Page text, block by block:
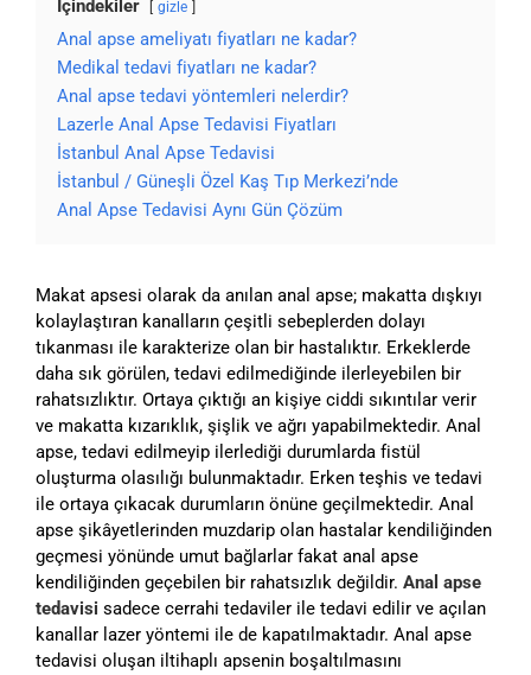
İçindekiler gizle
Anal apse ameliyatı fiyatları ne kadar?
Medikal tedavi fiyatları ne kadar?
Anal apse tedavi yöntemleri nelerdir?
Lazerle Anal Apse Tedavisi Fiyatları
İstanbul Anal Apse Tedavisi
İstanbul / Güneşli Özel Kaş Tıp Merkezi’nde
Anal Apse Tedavisi Aynı Gün Çözüm
Makat apsesi olarak da anılan anal apse; makatta dışkıyı
kolaylaştıran kanalların çeşitli sebeplerden dolayı
tıkanması ile karakterize olan bir hastalıktır. Erkeklerde
daha sık görülen, tedavi edilmediğinde ilerleyebilen bir
rahatsızlıktır. Ortaya çıktığı an kişiye ciddi sıkıntılar verir
ve makatta kızarıklık, şişlik ve ağrı yapabilmektedir. Anal
apse, tedavi edilmeyip ilerlediği durumlarda fistül
oluşturma olasılığı bulunmaktadır. Erken teşhis ve tedavi
ile ortaya çıkacak durumların önüne geçilmektedir. Anal
apse şikâyetlerinden muzdarip olan hastalar kendiliğinden
geçmesi yönünde umut bağlarlar fakat anal apse
kendiliğinden geçebilen bir rahatsızlık değildir. Anal apse
tedavisi sadece cerrahi tedaviler ile tedavi edilir ve açılan
kanallar lazer yöntemi ile de kapatılmaktadır. Anal apse
tedavisi oluşan iltihaplı apsenin boşaltılmasını